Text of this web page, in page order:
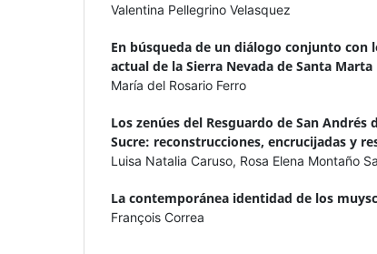
Valentina Pellegrino Velasquez
En búsqueda de un diálogo conjunto con
actual de la Sierra Nevada de Santa Marta
María del Rosario Ferro
Los zenúes del Resguardo de San Andrés
Sucre: reconstrucciones, encrucijadas y
Luisa Natalia Caruso, Rosa Elena Montaño
La contemporánea identidad de los
François Correa